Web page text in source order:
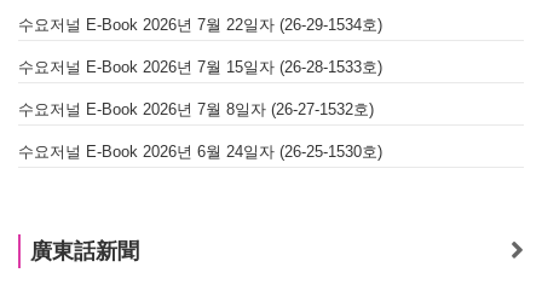
수요저널 E-Book 2026년 7월 22일자 (26-29-1534호)
수요저널 E-Book 2026년 7월 15일자 (26-28-1533호)
수요저널 E-Book 2026년 7월 8일자 (26-27-1532호)
수요저널 E-Book 2026년 6월 24일자 (26-25-1530호)
廣東話新聞